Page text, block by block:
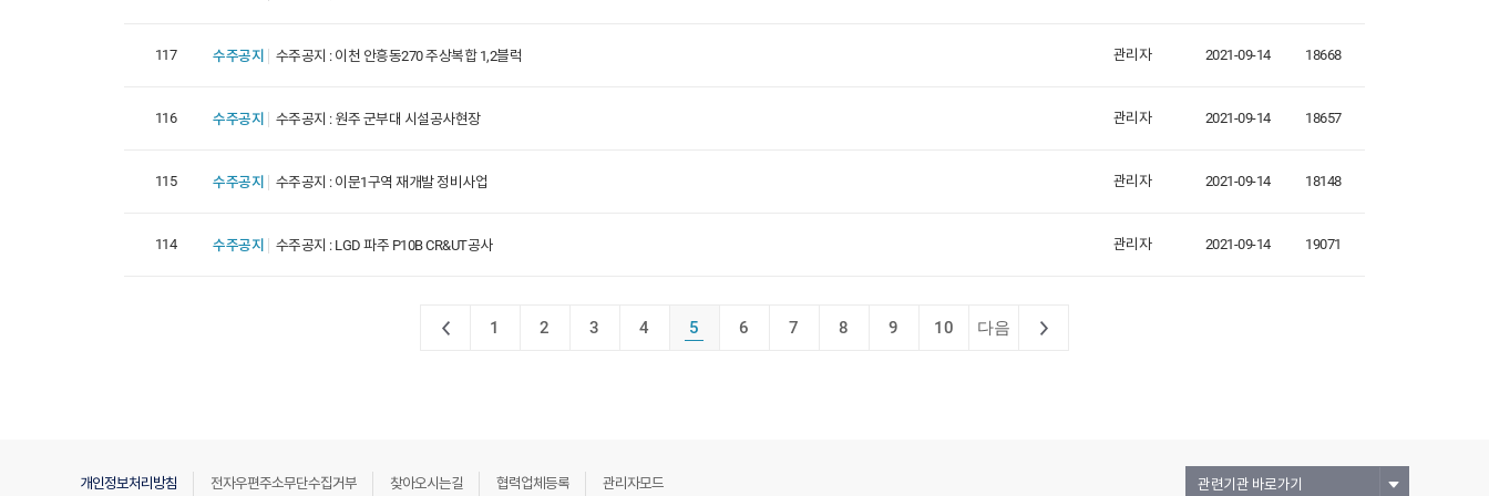
117 수주공지 수주공지 : 이천 안흥동270 주상복합 1,2블럭 관리자 2021-09-14 18668
116 수주공지 수주공지 : 원주 군부대 시설공사현장 관리자 2021-09-14 18657
115 수주공지 수주공지 : 이문1구역 재개발 정비사업 관리자 2021-09-14 18148
114 수주공지 수주공지 : LGD 파주 P10B CR&UT공사 관리자 2021-09-14 19071
1 2 3 4 5 6 7 8 9 10 다음
개인정보처리방침 전자우편주소무단수집거부 찾아오시는길 협력업체등록 관리자모드